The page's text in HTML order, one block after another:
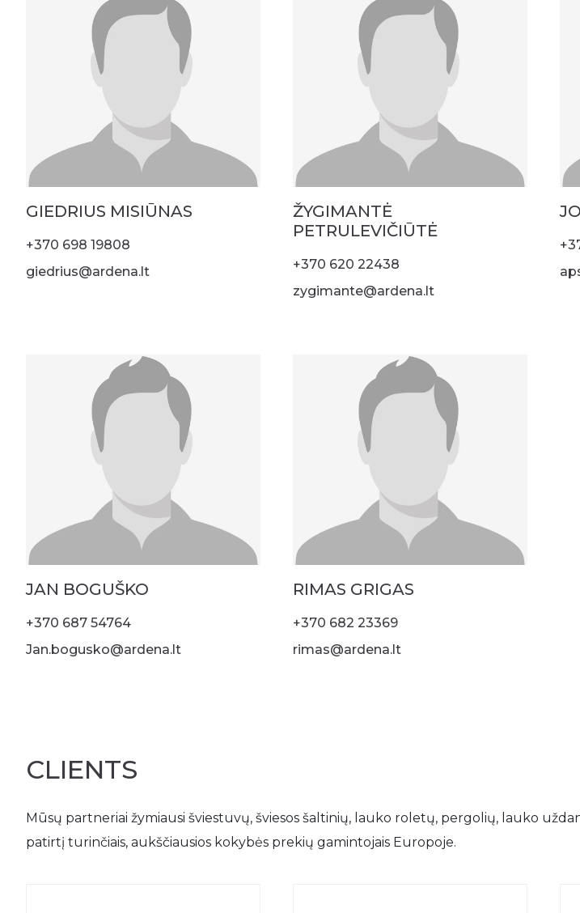
GIEDRIUS MISIŪNAS
+370 698 19808
giedrius@ardena.lt
ŽYGIMANTĖ
PETRULEVIČIŪTĖ
+370 620 22438
zygimante@ardena.lt
JAN BOGUŠKO
+370 687 54764
Jan.bogusko@ardena.lt
RIMAS GRIGAS
+370 682 23369
rimas@ardena.lt
CLIENTS
Mūsų partneriai žymiausi šviestuvų, šviesos šaltinių, lauko roletų, pergolių, lauko
patirtį turinčiais, aukščiausios kokybės prekių gamintojais Europoje.